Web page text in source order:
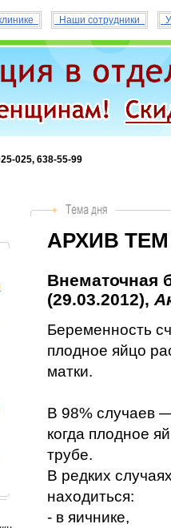
Наши сотрудники
025, 638-55-99
АРХИВ ТЕМ
Внематочная
(29.03.2012),
Беременность
плодное яйцо
матки.
В 98% случаев
когда плодное
трубе.
В редких
находиться:
- в яичнике,